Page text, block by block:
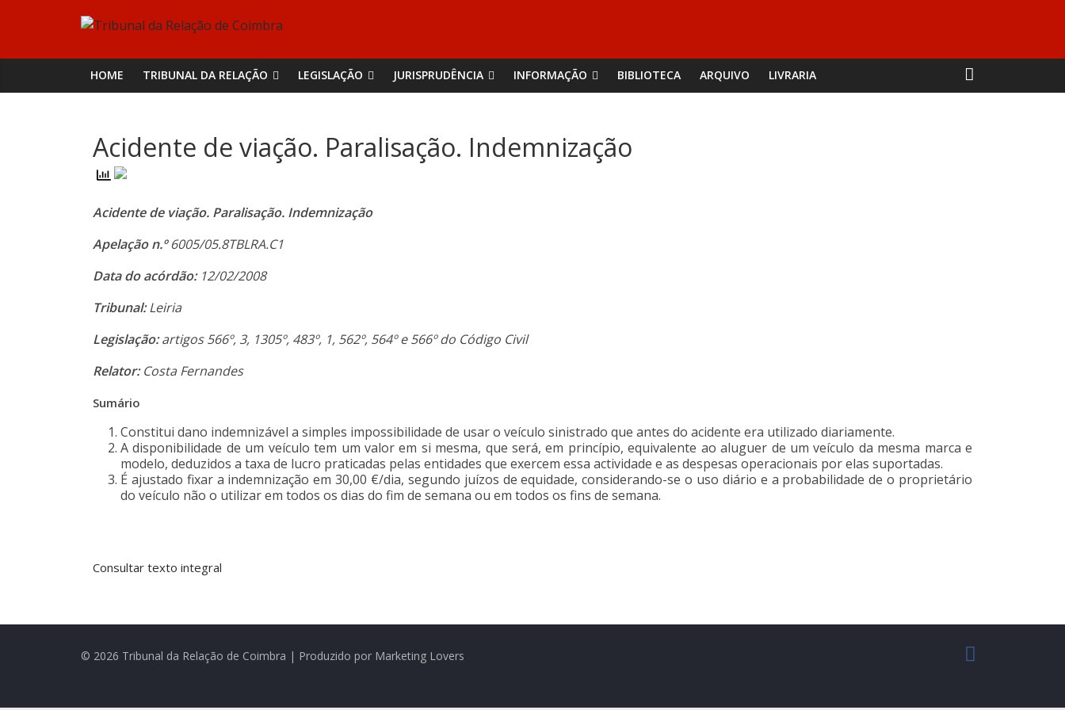
Tribunal
da
Relação
de
Coimbra
HOME TRIBUNAL DA RELAÇÃO LEGISLAÇÃO JURISPRUDÊNCIA INFORMAÇÃO BIBLIOTECA ARQUIVO LIVRARIA
Acidente de viação. Paralisação. Indemnização
Acidente de viação. Paralisação. Indemnização
Apelação n.º6005/05.8TBLRA.C1
Data do acórdão: 12/02/2008
Tribunal:Leiria
Legislação:artigos 566º, 3, 1305º, 483º, 1, 562º, 564º e 566º do Código Civil
Relator:Costa Fernandes
Sumário
Constitui dano indemnizável a simples impossibilidade de usar o veículo sinistrado que antes do acidente era utilizado diariamente.
A disponibilidade de um veículo tem um valor em si mesma, que será, em princípio, equivalente ao aluguer de um veículo da mesma marca e
modelo, deduzidos a taxa de lucro praticadas pelas entidades que exercem essa actividade e as despesas operacionais por elas suportadas.
É ajustado fixar a indemnização em 30,00 €/dia, segundo juízos de equidade, considerando-se o uso diário e a probabilidade de o proprietário
do veículo não o utilizar em todos os dias do fim de semana ou em todos os fins de semana.
Consultar texto integral
© 2026 Tribunal da Relação de Coimbra | Produzido por Marketing Lovers